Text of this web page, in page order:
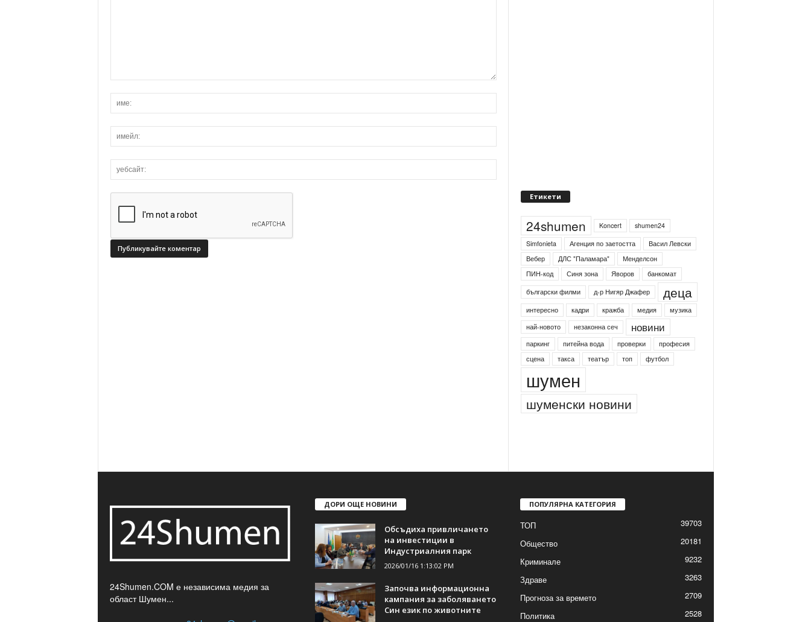
Етикети
24shumen Koncert
shumen24
Simfonieta
Агенция по заетостта
Васил Левски
Вебер
ДЛС "Паламара"
Менделсон
ПИН-код
Синя зона Яворов
банкомат
български филми
д-р Нигяр Джафер деца
интересно кадри кражба медия
музика
най-новото
незаконна сеч новини
паркинг питейна вода проверки
професия
сцена
такса театър топ футбол
шумен
шуменски новини
24Shumen.COM е независима медия за
област Шумен...
ДОРИ ОЩЕ НОВИНИ
Обсъдиха привличането
на инвестиции в
Индустриалния парк
2026/01/16 1:13:02 PM
Започва информационна
кампания за заболяването
Син език по животните
ПОПУЛЯРНА КАТЕГОРИЯ
ТОП
39703
Общество
20181
Криминале
9232
Здраве
3263
Прогноза за времето
2709
Политика
2528